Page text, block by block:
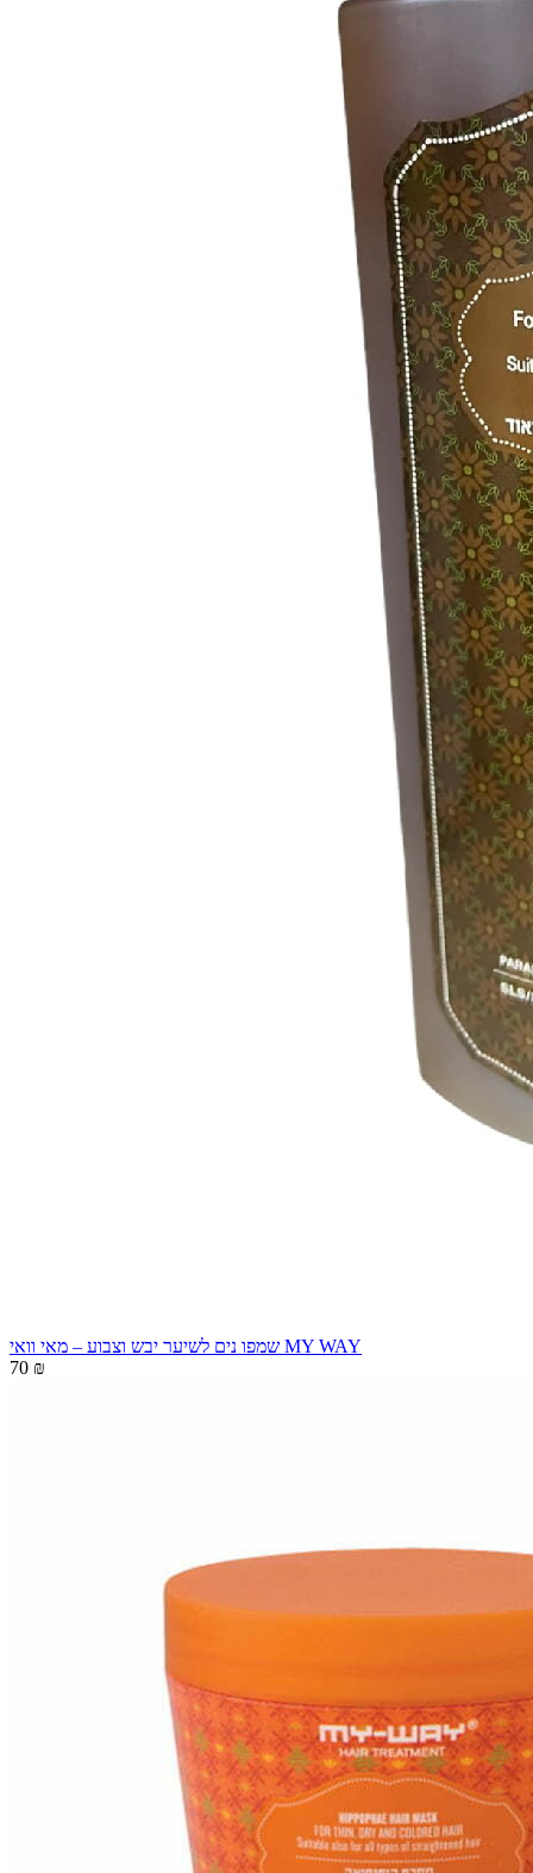
שמפו נים לשיער יבש וצבוע – מאי וואי MY WAY
70 ₪